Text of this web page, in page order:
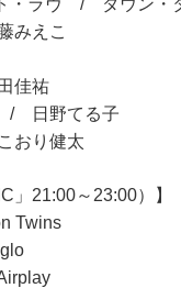
えこ
佳祐
/ 日野てる子
り健太
」21:00～23:00）】
Twins